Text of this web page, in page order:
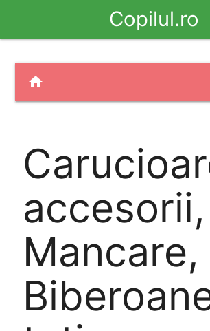
Copilul.ro
home
accesorii,
Mancare,